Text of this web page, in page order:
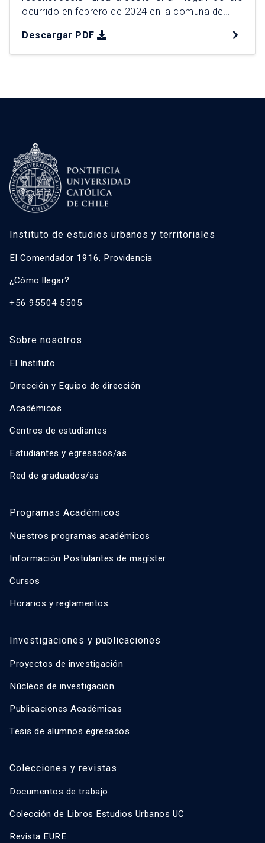
ocurrido en febrero de 2024 en la comuna de
más grave en la historia reciente de Chile. Esta
catástrofe evidencia a la interfaz urbano rural
Descargar PDF
Instituto de estudios urbanos y territoriales
El Comendador 1916, Providencia
¿Cómo llegar?
+56 95504 5505
Sobre nosotros
El Instituto
Dirección y Equipo de dirección
Académicos
Centros de estudiantes
Estudiantes y egresados/as
Red de graduados/as
Programas Académicos
Nuestros programas académicos
Información Postulantes de magíster
Cursos
Horarios y reglamentos
Investigaciones y publicaciones
Proyectos de investigación
Núcleos de investigación
Publicaciones Académicas
Tesis de alumnos egresados
Colecciones y revistas
Documentos de trabajo
Colección de Libros Estudios Urbanos UC
Revista EURE